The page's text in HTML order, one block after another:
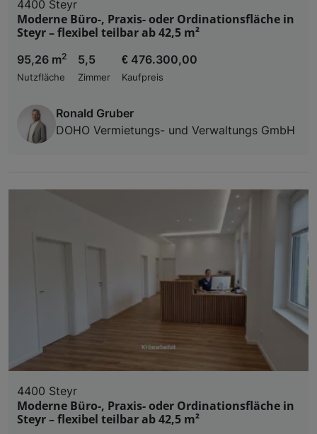
4400 Steyr
Moderne Büro-, Praxis- oder Ordinationsfläche in
Steyr – flexibel teilbar ab 42,5 m²
95,26 m2
Nutzfläche
5,5
Zimmer
€ 476.300,00
Kaufpreis
Ronald Gruber
DOHO Vermietungs- und Verwaltungs GmbH
4400 Steyr
Moderne Büro-, Praxis- oder Ordinationsfläche in
Steyr – flexibel teilbar ab 42,5 m²